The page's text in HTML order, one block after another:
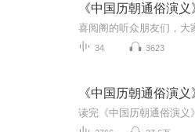
《中国历朝通俗演义
34 3623
《中国历朝通俗演义